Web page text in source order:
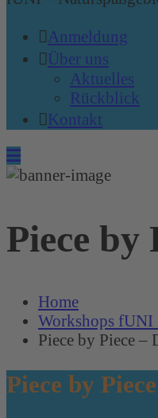
Anmeldung
Über uns
Aktuelles
Rückblick
Kontakt
Piece by
Home
Workshops fUNI
Piece by Piece –
Piece by